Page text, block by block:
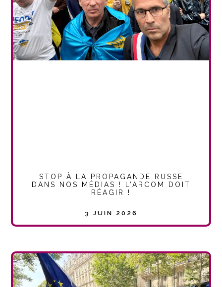
STOP À LA PROPAGANDE RUSSE
DANS NOS MÉDIAS ! L’ARCOM DOIT
RÉAGIR !
3 JUIN 2026